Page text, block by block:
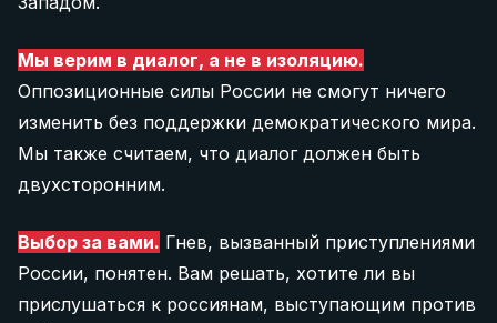
Мы верим в диалог, а не в изоляцию.
Оппозиционные силы России не смогут ничего
изменить без поддержки демократического мира.
Мы также считаем, что диалог должен быть
двухсторонним.
Выбор за вами. Гнев, вызванный приступлениями
России, понятен. Вам решать, хотите ли вы
прислушаться к россиянам, выступающим против